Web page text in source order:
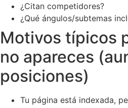
¿Citan competidores?
¿Qué ángulos/subtemas
Motivos típicos
no apareces
posiciones)
Tu página está indexada,